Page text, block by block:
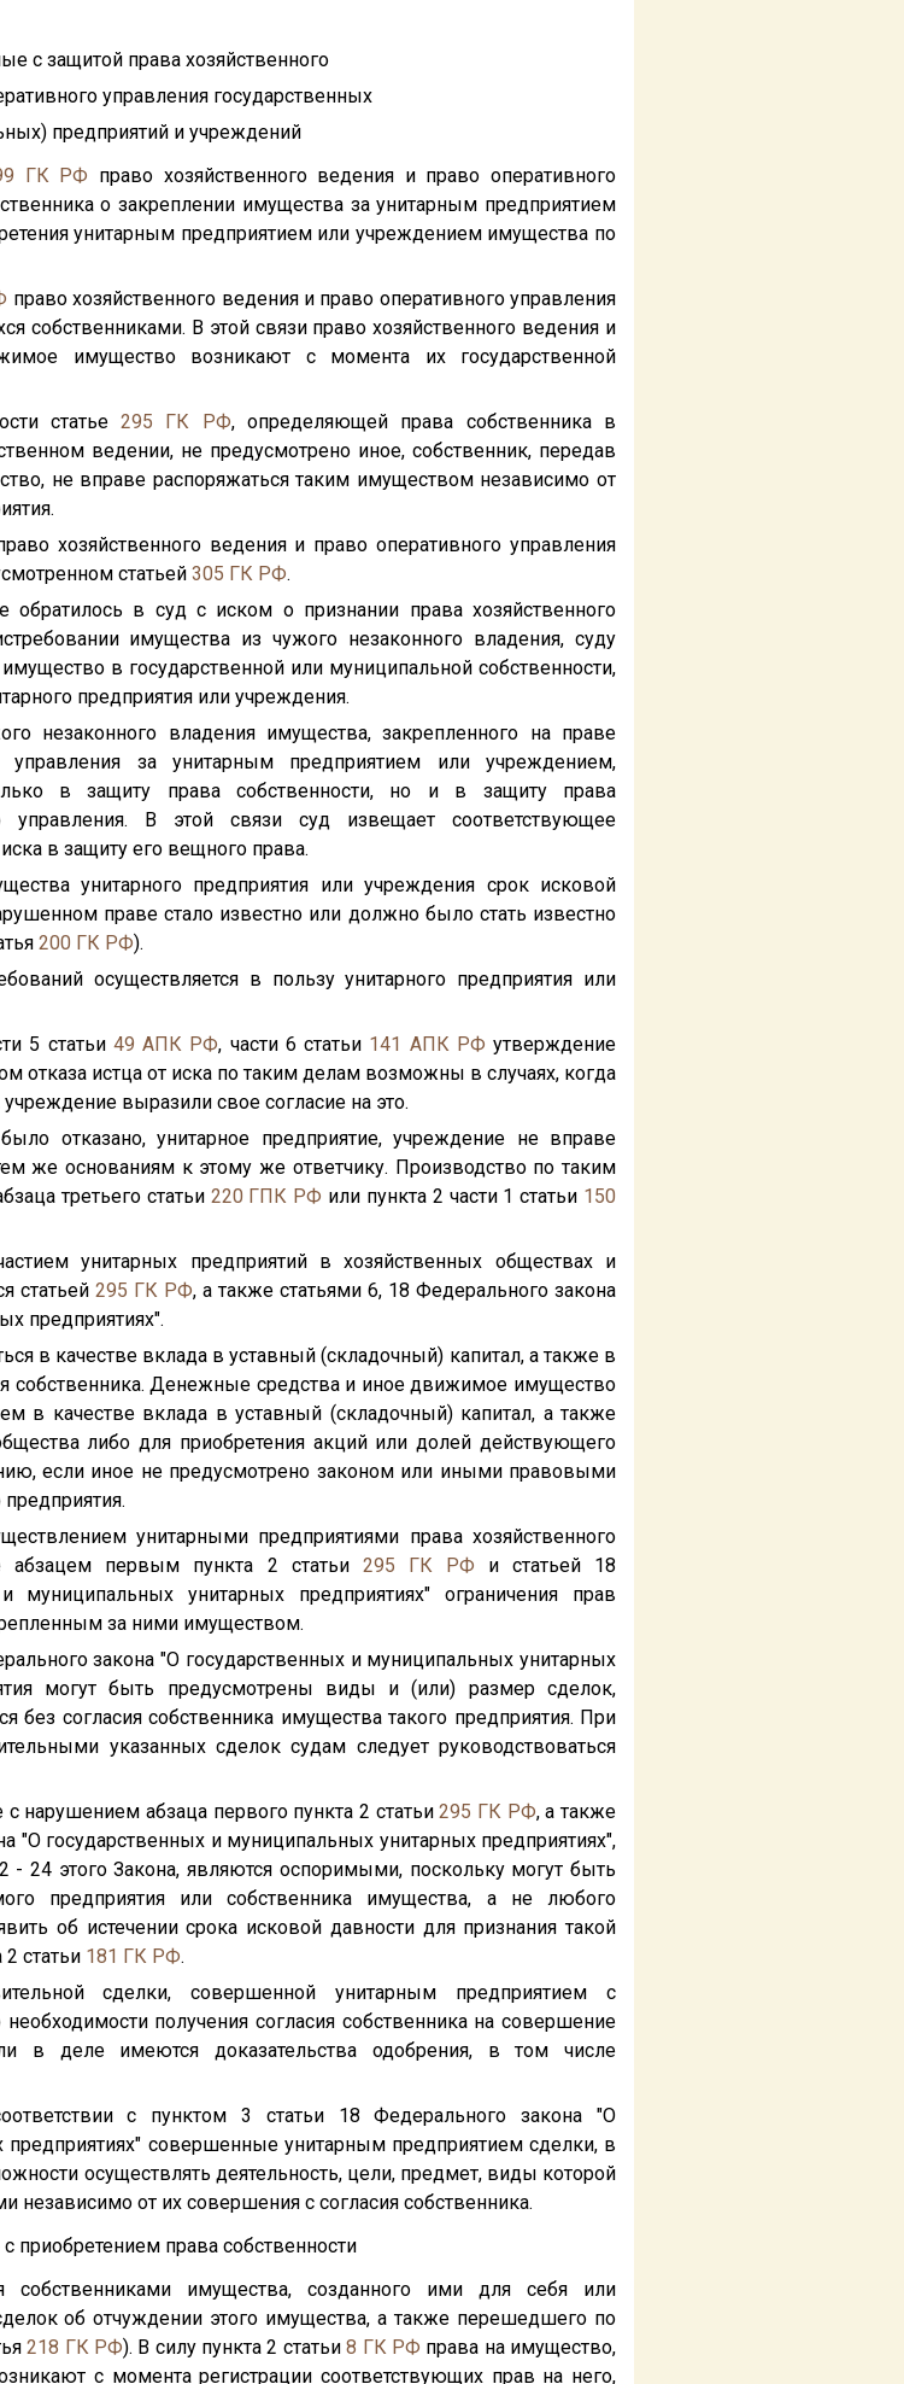
с защитой права хозяйственного
управления государственных
предприятий и учреждений
ГК РФ право хозяйственного ведения и право оперативного
о закреплении имущества за унитарным предприятием
унитарным предприятием или учреждением имущества по
право хозяйственного ведения и право оперативного управления
собственниками. В этой связи право хозяйственного ведения и
имущество возникают с момента их государственной
статье295 ГК РФ, определяющей права собственника в
ведении, не предусмотрено иное, собственник, передав
не вправе распоряжаться таким имуществом независимо от
хозяйственного ведения и право оперативного управления
статьей 305 ГК РФ.
обратилось в суд с иском о признании права хозяйственного
имущества из чужого незаконного владения, суду
в государственной или муниципальной собственности,
предприятия или учреждения.
незаконного владения имущества, закрепленного на праве
управления за унитарным предприятием или учреждением,
в защиту права собственности, но и в защиту права
управления. В этой связи суд извещает соответствующее
в защиту его вещного права.
унитарного предприятия или учреждения срок исковой
праве стало известно или должно было стать известно
200 ГК РФ).
осуществляется в пользу унитарного предприятия или
5 статьи 49 АПК РФ, части 6 статьи 141 АПК РФ утверждение
отказа истца от иска по таким делам возможны в случаях, когда
выразили свое согласие на это.
отказано, унитарное предприятие, учреждение не вправе
же основаниям к этому же ответчику. Производство по таким
третьего статьи 220 ГПК РФ или пункта 2 части 1 статьи 150
унитарных предприятий в хозяйственных обществах и
статьей 295 ГК РФ, а также статьями 6, 18 Федерального закона
предприятиях".
в качестве вклада в уставный (складочный) капитал, а также в
собственника. Денежные средства и иное движимое имущество
в качестве вклада в уставный (складочный) капитал, а также
либо для приобретения акций или долей действующего
если иное не предусмотрено законом или иными правовыми
унитарными предприятиями права хозяйственного
абзацем первым пункта 2 статьи 295 ГК РФ и статьей 18
муниципальных унитарных предприятиях" ограничения прав
за ними имуществом.
закона "О государственных и муниципальных унитарных
могут быть предусмотрены виды и (или) размер сделок,
согласия собственника имущества такого предприятия. При
указанных сделок судам следует руководствоваться
нарушением абзаца первого пункта 2 статьи295 ГК РФ, а также
государственных и муниципальных унитарных предприятиях",
- 24 этого Закона, являются оспоримыми, поскольку могут быть
предприятия или собственника имущества, а не любого
об истечении срока исковой давности для признания такой
статьи 181 ГК РФ.
сделки, совершенной унитарным предприятием с
получения согласия собственника на совершение
в деле имеются доказательства одобрения, в том числе
с пунктом 3 статьи 18 Федерального закона "О
совершенные унитарным предприятием сделки, в
осуществлять деятельность, цели, предмет, виды которой
от их совершения с согласия собственника.
приобретением права собственности
собственниками имущества, созданного ими для себя или
об отчуждении этого имущества, а также перешедшего по
218 ГК РФ). В силу пункта 2 статьи8 ГК РФ права на имущество,
с момента регистрации соответствующих прав на него,